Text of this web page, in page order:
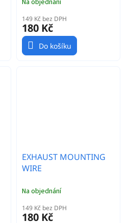
Na objednání
149 Kč bez DPH
180 Kč
Do košíku
EXHAUST MOUNTING
WIRE
Na objednání
149 Kč bez DPH
180 Kč